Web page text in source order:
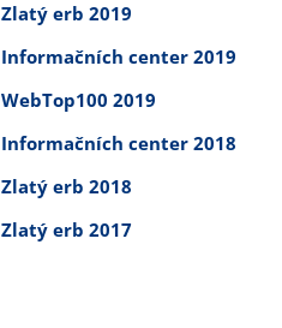
Zlatý erb 2019
Informačních center 2019
WebTop100 2019
Informačních center 2018
Zlatý erb 2018
Zlatý erb 2017